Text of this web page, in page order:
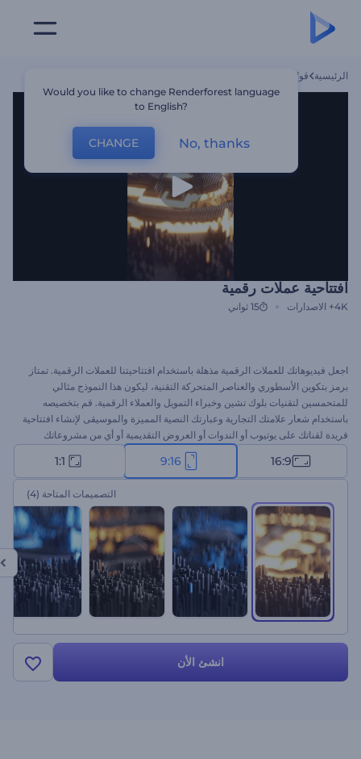
الرئيسية قوالب
افتتاحية عملات رقمية
4K+ الاصدارات 15 ثواني
اجعل فيديوهاتك للعملات الرقمية مذهلة باستخدام افتتاحيتنا للعملات الرقمية. تمتاز
برمز بتكوين الأسطوري والعناصر المتحركة التقنية، ليكون هذا النموذج مثالي
للمتحمسين لتقنيات بلوك تشين وخبراء التمويل والعملاء الرقمية. قم بتخصيصه
باستخدام شعار علامتك التجارية وعبارتك النصية المميزة والموسيقى لإنشاء افتتاحية
فريدة لقناتك على يوتيوب أو الندوات أو العروض التقديمية أو أي من مشروعاتك
الأخرى المتعلقة بالعملات الرقمية. ابدأ الآن واترك علامتك في عالم العملات الرقمية!
16:9
9:16
1:1
التصميمات المتاحة (4)
انشئ الأن
Would you like to change Renderforest language
to English?
CHANGE No, thanks